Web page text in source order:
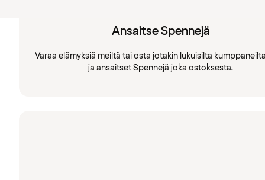
Ansaitse Spennejä
Varaa elämyksiä meiltä tai osta jotakin lukuisilta
ja ansaitset Spennejä joka ostoksesta.